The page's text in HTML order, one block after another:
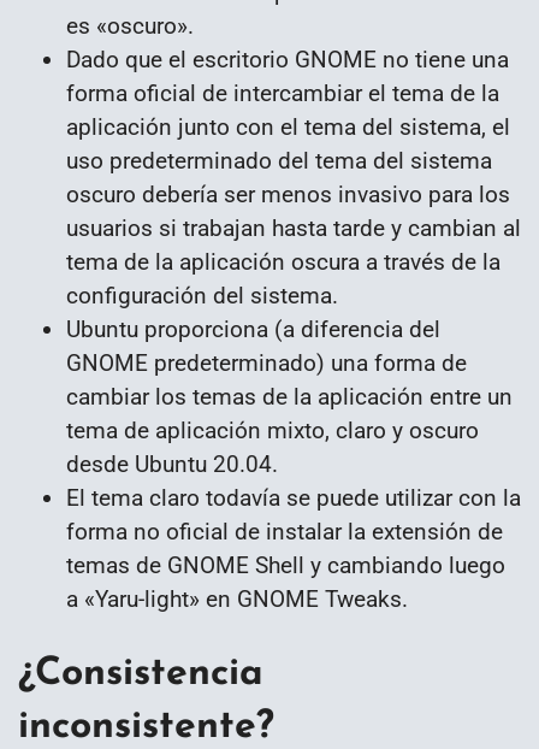
es «oscuro».
Dado que el escritorio GNOME no tiene una
forma oficial de intercambiar el tema de la
aplicación junto con el tema del sistema, el
uso predeterminado del tema del sistema
oscuro debería ser menos invasivo para los
usuarios si trabajan hasta tarde y cambian al
tema de la aplicación oscura a través de la
configuración del sistema.
Ubuntu proporciona (a diferencia del
GNOME predeterminado) una forma de
cambiar los temas de la aplicación entre un
tema de aplicación mixto, claro y oscuro
desde Ubuntu 20.04.
El tema claro todavía se puede utilizar con la
forma no oficial de instalar la extensión de
temas de GNOME Shell y cambiando luego
a «Yaru-light» en GNOME Tweaks.
¿Consistencia
inconsistente?